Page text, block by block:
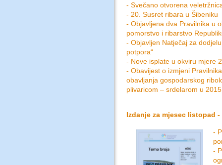
- Svečano otvorena
- 20. Susret ribara u Šibeniku
- Objavljena dva Pravilnika u
pomorstvo i ribarstvo
- Objavljen Natječaj za
potpora“
- Nove isplate u okviru mjere
- Obavijest o izmjeni
obavljanja gospodarskog
plivaricom – srdelarom u
Izdanje za mjesec listopad -
-
-